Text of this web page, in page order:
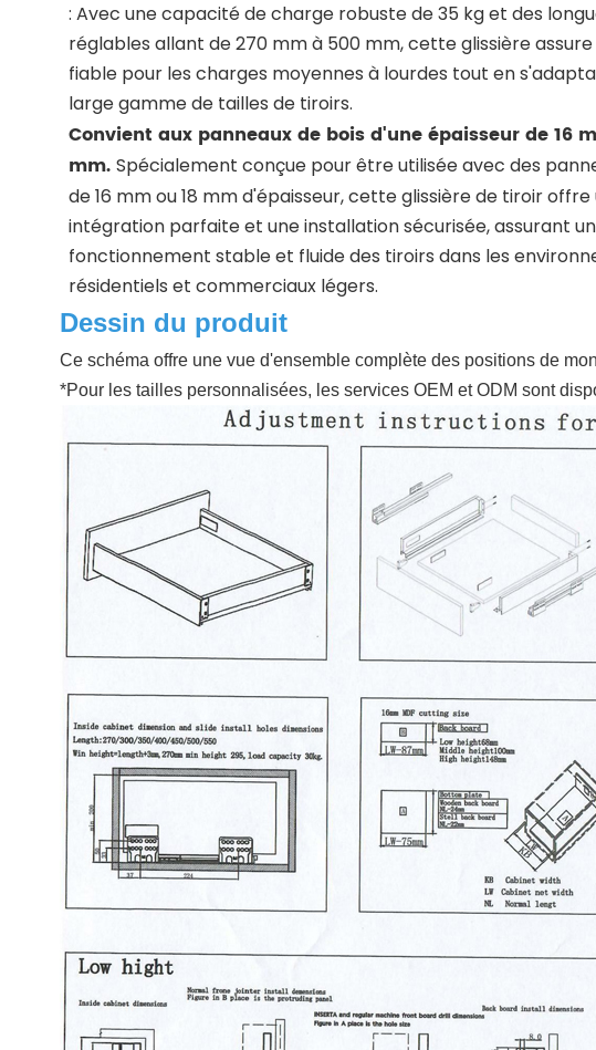
: Avec une capacité de charge robuste de 35 kg et des
réglables allant de 270 mm à 500 mm, cette glissière
fiable pour les charges moyennes à lourdes tout en
large gamme de tailles de tiroirs.
Convient aux panneaux de bois d'une épaisseur de 16
mm. Spécialement conçue pour être utilisée avec des
de 16 mm ou 18 mm d'épaisseur, cette glissière de tiroir offre
intégration parfaite et une installation sécurisée, assurant un
fonctionnement stable et fluide des tiroirs dans les
résidentiels et commerciaux légers.
Dessin du produit
Ce schéma offre une vue d'ensemble complète des positions de
*Pour les tailles personnalisées, les services OEM et ODM sont